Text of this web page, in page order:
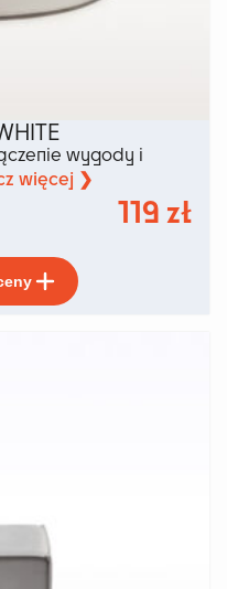
wygody i
więcej ❯
119 zł